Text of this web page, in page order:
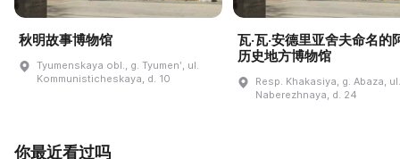
秋明故事博物馆
Tyumenskaya obl., g. Tyumenʹ, ul.
Kommunisticheskaya, d. 10
瓦·瓦·安德里亚舍夫命名的
历史地方博物馆
Resp. Khakasiya, g. Abaza, ul.
Naberezhnaya, d. 24
你最近看过吗